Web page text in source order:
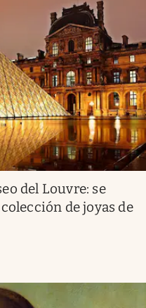
del Louvre: se
de joyas de